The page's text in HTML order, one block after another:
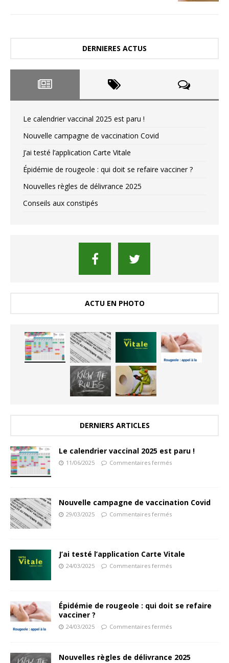
DERNIERES ACTUS
Le calendrier vaccinal 2025 est paru !
Nouvelle campagne de vaccination Covid
J’ai testé l’application Carte Vitale
Épidémie de rougeole : qui doit se refaire vacciner ?
Nouvelles règles de délivrance 2025
Conseils aux constipés
ACTU EN PHOTO
DERNIERS ARTICLES
Le calendrier vaccinal 2025 est paru !
11/06/2025 Commentaires fermés
Nouvelle campagne de vaccination Covid
29/03/2025 Commentaires fermés
J’ai testé l’application Carte Vitale
24/03/2025 Commentaires fermés
Épidémie de rougeole : qui doit se refaire
vacciner ?
24/03/2025 Commentaires fermés
Nouvelles règles de délivrance 2025